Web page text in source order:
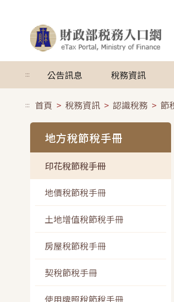
::: 公告訊息 稅務資訊
::: 首頁 稅務資訊 認識稅務 節
地方稅節稅手冊
印花稅節稅手冊
地價稅節稅手冊
土地增值稅節稅手冊
房屋稅節稅手冊
契稅節稅手冊
使用牌照稅節稅手冊